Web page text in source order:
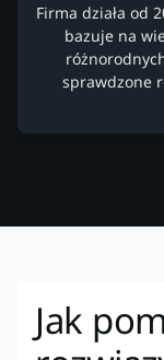
Firma działa od
bazuje na
sprawdzone
Jak